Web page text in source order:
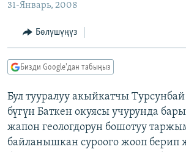
БҮГҮН АЗАТТЫКТА
ЭКСПЕРТТЕР ТАЛДАЙТ
БИЗ ЖАНА ДҮЙНӨ
ЭЖЕ-СИҢДИЛЕР
АЗАТТЫК+
ЫҢГАЙСЫЗ СУРООЛОР
ПОДКАСТ
ӨЗГӨЧӨ ПИКИР
Русский
ОНЛАЙН ШЕРИНЕ
31-Январь, 2008
Бөлүшүңүз
Бизди Google'дан табыңыз
Бул тууралуу акыйкатчы
бүгүн Баткен окуясы учурунда
жапон геологдорун бошотуу
байланышкан суроого жооп берип